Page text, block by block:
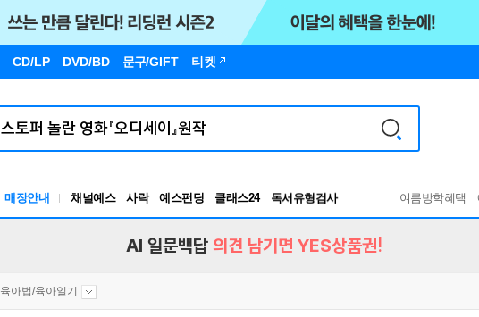
CD/LP DVD/BD 문구/GIFT 티켓
매장안내 채널예스 사락 예스펀딩 클래스24
독서유형검사
RBTI Lab
여름방학혜택
AI 일문백답 의견 남기면 YES상품권!
육아법/육아일기